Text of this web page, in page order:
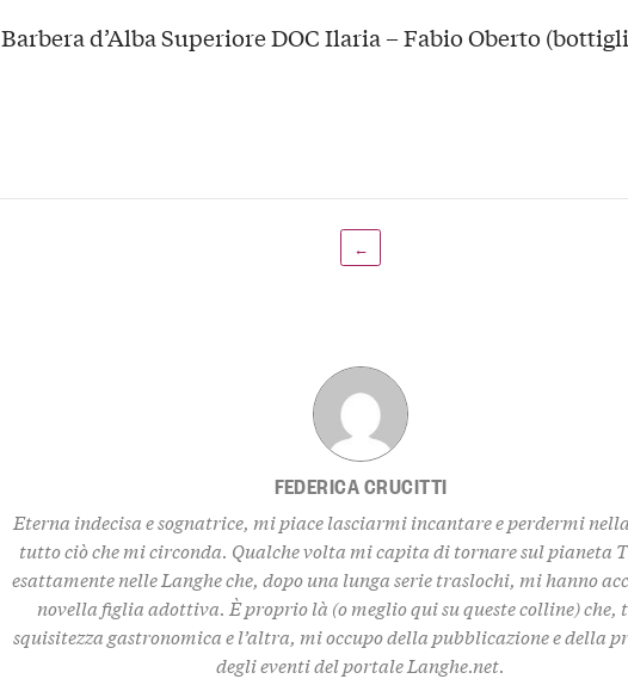
Barbera d’Alba Superiore DOC Ilaria – Fabio Oberto
←
FEDERICA CRUCITTI
Eterna indecisa e sognatrice, mi piace lasciarmi incantare e perdermi
tutto ciò che mi circonda. Qualche volta mi capita di tornare sul pianeta
esattamente nelle Langhe che, dopo una lunga serie traslochi, mi hanno
novella figlia adottiva. È proprio là (o meglio qui su queste colline) che,
squisitezza gastronomica e l’altra, mi occupo della pubblicazione e della
degli eventi del portale Langhe.net.